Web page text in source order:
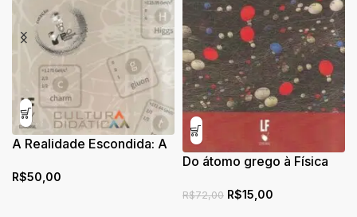
A Realidade Escondida: A
Física Quântica e de Física
R$50,00
Do átomo grego à Física
Fundamentais
R$72,00 R$15,00